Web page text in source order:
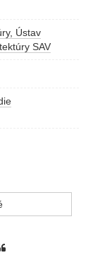
Ústav
SAV